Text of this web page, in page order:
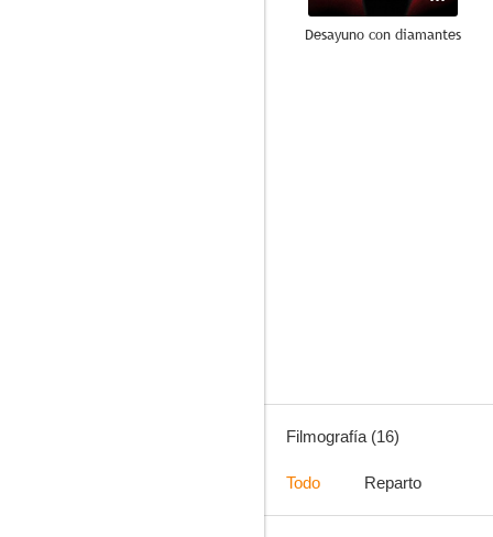
Desayuno con diamantes
Filmografía (16)
Todo Reparto